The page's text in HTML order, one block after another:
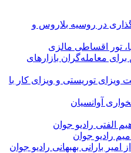
در روسیه بلاروس و
تور اقساطی مالزی
معامله‌گران بازارهای
ویزای توریستی و ویزای کار با
آوانسیان
الفتی رادیو جوان
رادیو جوان
امیر بارانی بهبهانی رادیو جوان